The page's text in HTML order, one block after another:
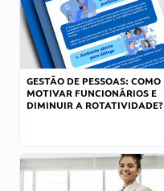
GESTÃO DE PESSOAS: COMO
MOTIVAR FUNCIONÁRIOS E
DIMINUIR A ROTATIVIDADE?